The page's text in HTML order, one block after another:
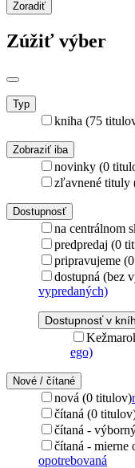
Zoradiť
Zúžiť výber
Typ
kniha (75
Zobraziť iba
novinky (0
zľavnené tituly
Dostupnosť
na centrálnom
predpredaj (0
pripravujeme
dostupná (bez
vypredaných)
Dostupnosť v
ego)
Nové / čítané
nová (0 titulov)
čítaná (0
čítaná -
čítaná - mierne
opotrebovaná